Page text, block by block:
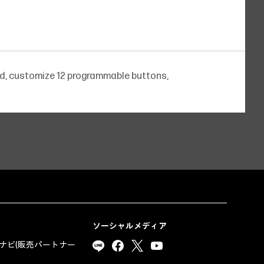
customize 12 programmable buttons,
ビ(販売パートナー
ソーシャルメディア